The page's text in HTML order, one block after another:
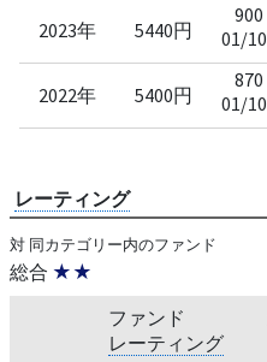
2023年 5440円
900
01/10
2022年 5400円
870
01/10
レーティング
対 同カテゴリー内のファンド
総合 ★★
ファンド
レーティング